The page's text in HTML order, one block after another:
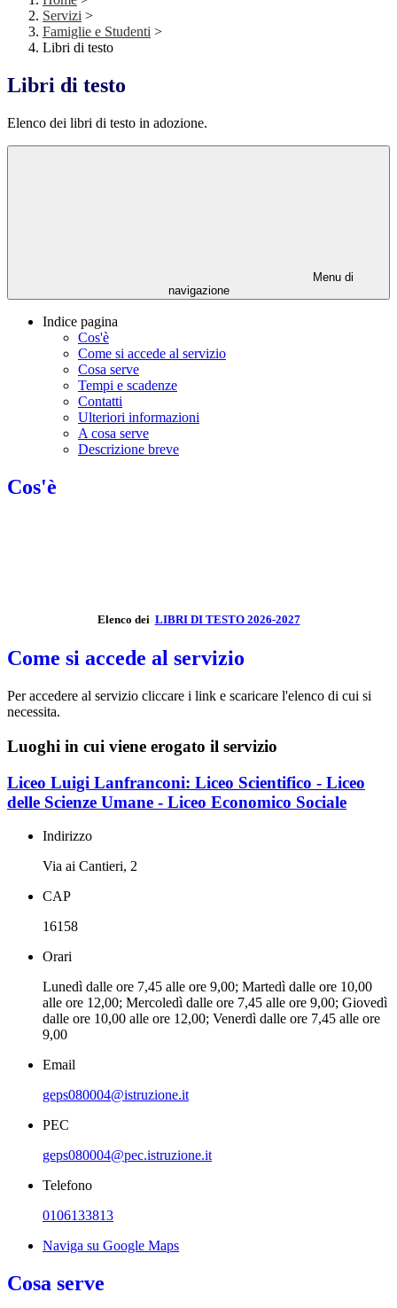
Servizi >
Famiglie e Studenti >
Libri di testo
Libri di testo
Elenco dei libri di testo in adozione.
Menu di
navigazione
Indice pagina
Cos'è
Come si accede al servizio
Cosa serve
Tempi e scadenze
Contatti
Ulteriori informazioni
A cosa serve
Descrizione breve
Cos'è
Elenco dei LIBRI DI TESTO 2026-2027
Come si accede al servizio
Per accedere al servizio cliccare i link e scaricare l'elenco di cui si
necessita.
Luoghi in cui viene erogato il servizio
Liceo Luigi Lanfranconi: Liceo Scientifico - Liceo
delle Scienze Umane - Liceo Economico Sociale
Indirizzo
Via ai Cantieri, 2
CAP
16158
Orari
Lunedì dalle ore 7,45 alle ore 9,00; Martedì dalle ore 10,00
alle ore 12,00; Mercoledì dalle ore 7,45 alle ore 9,00; Giovedì
dalle ore 10,00 alle ore 12,00; Venerdì dalle ore 7,45 alle ore
9,00
Email
geps080004@istruzione.it
PEC
geps080004@pec.istruzione.it
Telefono
0106133813
Naviga su Google Maps
Cosa serve